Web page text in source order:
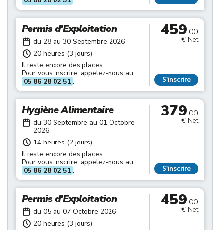
Permis d'Exploitation
du 28 au 30 Septembre 2026
20 heures (3 jours)
Il reste encore des places
Pour vous inscrire, appelez-nous au
05 86 28 02 51 .
459.00
€ Net
S'inscrire
Hygiène Alimentaire
du 30 Septembre au 01 Octobre
2026
14 heures (2 jours)
Il reste encore des places
Pour vous inscrire, appelez-nous au
05 86 28 02 51 .
379.00
€ Net
S'inscrire
Permis d'Exploitation
du 05 au 07 Octobre 2026
20 heures (3 jours)
459.00
€ Net